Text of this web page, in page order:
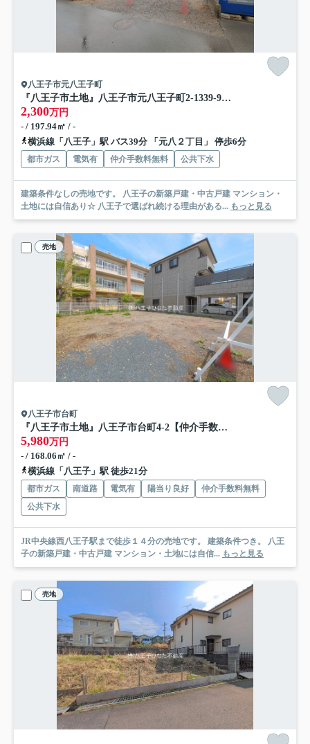
八王子市元八王子町
『八王子市土地』八王子市元八王子町2-1339-9【仲介手数料無料】
2,300万円
- / 197.94㎡ / -
横浜線「八王子」駅 バス39分 「元八２丁目」 停歩6分
都市ガス 電気有 仲介手数料無料 公共下水
建築条件なしの売地です。 八王子の新築戸建・中古戸建 マンション・
土地には自信あり☆ 八王子で選ばれ続ける理由がある... もっと見る
売地
八王子市台町
『八王子市土地』八王子市台町4-2【仲介手数料無料】
5,980万円
- / 168.06㎡ / -
横浜線「八王子」駅 徒歩21分
都市ガス 南道路 電気有 陽当り良好
仲介手数料無料
公共下水
JR中央線西八王子駅まで徒歩１４分の売地です。 建築条件つき。 八王
子の新築戸建・中古戸建 マンション・土地には自信... もっと見る
売地